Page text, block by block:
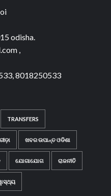
odisha.
,
8018250533
TRANSFERS
ଖବର ଉପାନ୍ତ ଓଡିଶା
ଯୋଗାଯୋଗ ରାଜନୀତି